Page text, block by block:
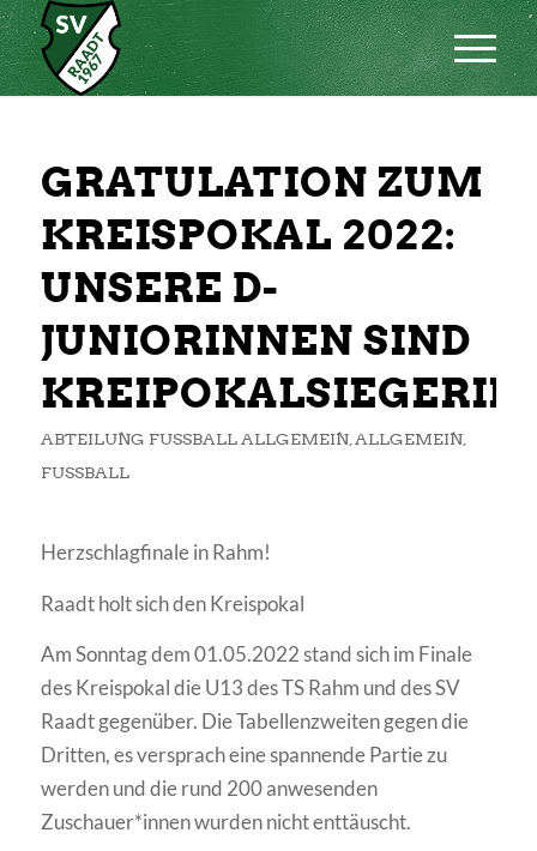
GRATULATION ZUM
KREISPOKAL 2022:
UNSERE D-
JUNIORINNEN SIND
ABTEILUNG FUSSBALL ALLGEMEIN , ALLGEMEIN,
FUSSBALL
Herzschlagfinale in Rahm!
Raadt holt sich den Kreispokal
Am Sonntag dem 01.05.2022 stand sich im Finale
des Kreispokal die U13 des TS Rahm und des SV
Raadt gegenüber. Die Tabellenzweiten gegen die
Dritten, es versprach eine spannende Partie zu
werden und die rund 200 anwesenden
Zuschauer*innen wurden nicht enttäuscht.